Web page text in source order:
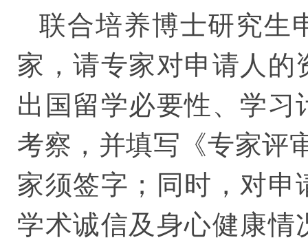
联合培养博士研究生
家，请专家对申请人
出国留学必要性、学
考察，并填写《专家评
家须签字；同时，对
学术诚信及身心健康情